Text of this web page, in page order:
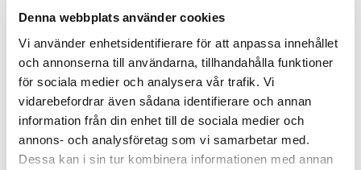
Denna webbplats använder cookies
Vi använder enhetsidentifierare för att anpassa innehållet
och annonserna till användarna, tillhandahålla funktioner
för sociala medier och analysera vår trafik. Vi
vidarebefordrar även sådana identifierare och annan
information från din enhet till de sociala medier och
annons- och analysföretag som vi samarbetar med.
Dessa kan i sin tur kombinera informationen med annan